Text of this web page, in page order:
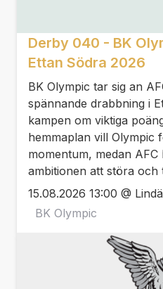
Derby 040 - BK
Ettan Södra 2026
BK Olympic tar sig an
spännande drabbning i
kampen om viktiga
hemmaplan vill Olympic
momentum, medan
ambitionen att störa och
15.08.2026 13:00 @
BK Olympic